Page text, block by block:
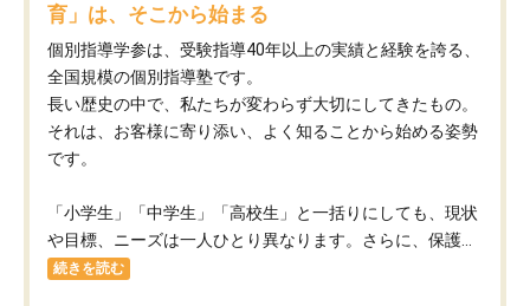
育」は、そこから始まる
個別指導学参は、受験指導40年以上の実績と経験を誇る、
全国規模の個別指導塾です。
長い歴史の中で、私たちが変わらず大切にしてきたもの。
それは、お客様に寄り添い、よく知ることから始める姿勢
です。
「小学生」「中学生」「高校生」と一括りにしても、現状
や目標、ニーズは一人ひとり異なります。さらに、保護...
続きを読む